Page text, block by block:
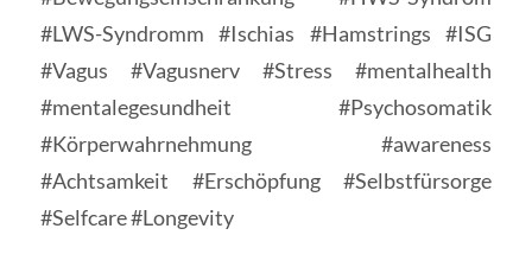
#LWS-Syndromm #Ischias #Hamstrings #ISG
#Vagus #Vagusnerv #Stress #mentalhealth
#mentalegesundheit
#Psychosomatik
#Körperwahrnehmung #awareness
#Achtsamkeit
#Erschöpfung
#Selbstfürsorge
#Selfcare #Longevity